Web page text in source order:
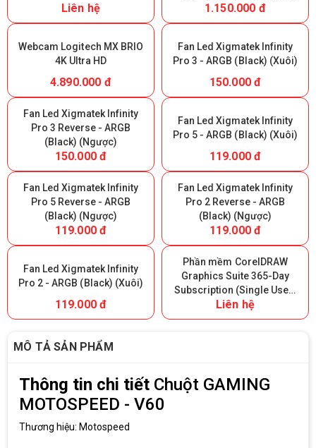
Liên hệ
White) (Giữ lại Box để bảo
hành)
1.150.000 đ
Webcam Logitech MX BRIO
4K Ultra HD
4.890.000 đ
Fan Led Xigmatek Infinity
Pro 3 - ARGB (Black) (Xuôi)
150.000 đ
Fan Led Xigmatek Infinity
Pro 3 Reverse - ARGB
(Black) (Ngược)
150.000 đ
Fan Led Xigmatek Infinity
Pro 5 - ARGB (Black) (Xuôi)
119.000 đ
Fan Led Xigmatek Infinity
Pro 5 Reverse - ARGB
(Black) (Ngược)
119.000 đ
Fan Led Xigmatek Infinity
Pro 2 Reverse - ARGB
(Black) (Ngược)
119.000 đ
Fan Led Xigmatek Infinity
Pro 2 - ARGB (Black) (Xuôi)
119.000 đ
Phần mềm CorelDRAW
Graphics Suite 365-Day
Subscription (Single User)
- 365 ngày
Liên hệ
MÔ TẢ SẢN PHẨM
Thông tin chi tiết Chuột GAMING
MOTOSPEED - V60
Thương hiệu: Motospeed